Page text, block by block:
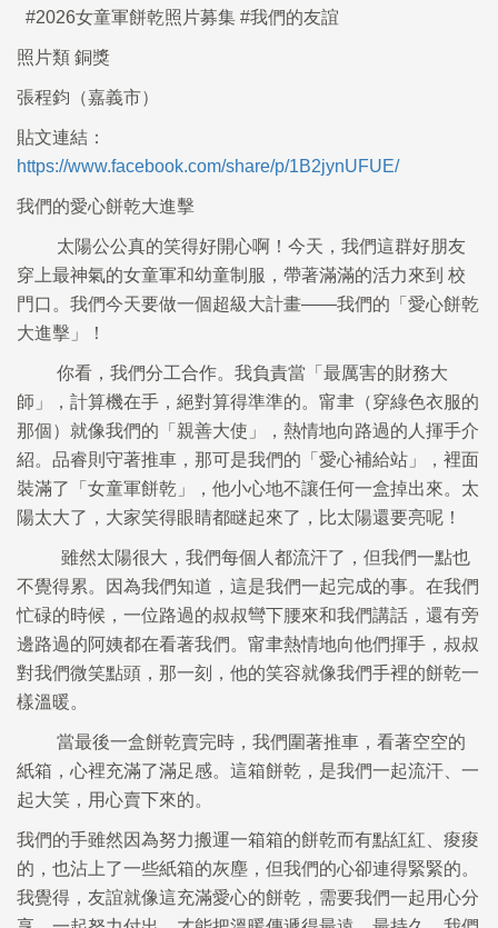
#2026女童軍餅乾照片募集 #我們的友誼
照片類 銅獎
張程鈞（嘉義市）
貼文連結：
https://www.facebook.com/share/p/1B2jynUFUE/
我們的愛心餅乾大進擊
太陽公公真的笑得好開心啊！今天，我們這群好朋友
穿上最神氣的女童軍和幼童制服，帶著滿滿的活力來到 校
門口。我們今天要做一個超級大計畫——我們的「愛心餅乾
大進擊」！
你看，我們分工合作。我負責當「最厲害的財務大
師」，計算機在手，絕對算得準準的。甯聿（穿綠色衣服的
那個）就像我們的「親善大使」，熱情地向路過的人揮手介
紹。品睿則守著推車，那可是我們的「愛心補給站」，裡面
裝滿了「女童軍餅乾」，他小心地不讓任何一盒掉出來。太
陽太大了，大家笑得眼睛都瞇起來了，比太陽還要亮呢！
雖然太陽很大，我們每個人都流汗了，但我們一點也
不覺得累。因為我們知道，這是我們一起完成的事。在我們
忙碌的時候，一位路過的叔叔彎下腰來和我們講話，還有旁
邊路過的阿姨都在看著我們。甯聿熱情地向他們揮手，叔叔
對我們微笑點頭，那一刻，他的笑容就像我們手裡的餅乾一
樣溫暖。
當最後一盒餅乾賣完時，我們圍著推車，看著空空的
紙箱，心裡充滿了滿足感。這箱餅乾，是我們一起流汗、一
起大笑，用心賣下來的。
我們的手雖然因為努力搬運一箱箱的餅乾而有點紅紅、痠痠
的，也沾上了一些紙箱的灰塵，但我們的心卻連得緊緊的。
我覺得，友誼就像這充滿愛心的餅乾，需要我們一起用心分